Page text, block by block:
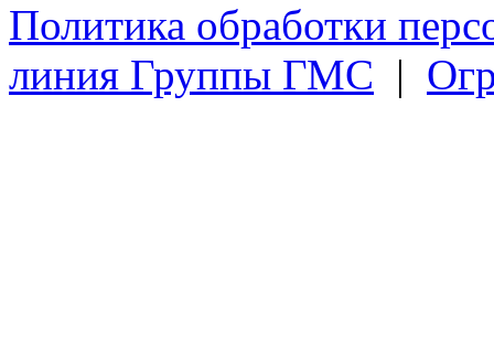
Политика обработки
линия Группы ГМС |